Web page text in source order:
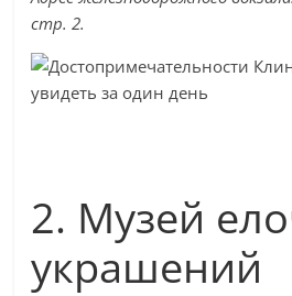
стр. 2.
2. Музей
украшений